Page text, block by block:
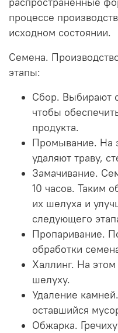
процессе
исходном состоянии.
Семена.
этапы:
Сбор. Выбирают
чтобы
продукта.
Промывание. На
удаляют траву,
Замачивание.
10 часов. Таким
их шелуха и
следующего
Пропаривание.
обработки
Халлинг. На этом
шелуху.
Удаление
оставшийся
Обжарка.